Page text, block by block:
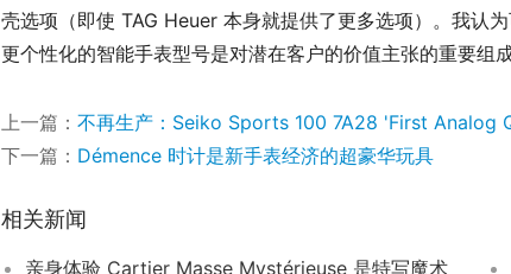
壳选项（即使 TAG Heuer 本身就提供了更多选项）。我认
更个性化的智能手表型号是对潜在客户的价值主张的重要组成
上一篇： 不再生产：Seiko Sports 100 7A28 'First
下一篇： Démence 时计是新手表经济的超豪华玩具
相关新闻
亲身体验 Cartier Masse Mystérieuse 是特写魔术